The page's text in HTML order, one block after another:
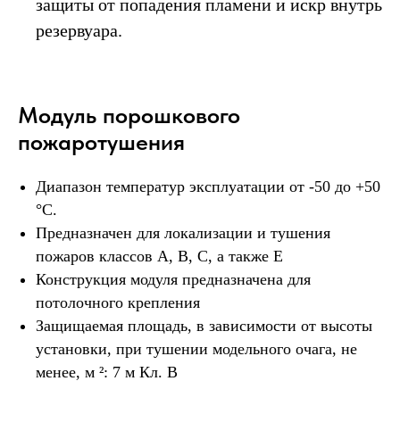
защиты от попадения пламени и искр внутрь
резервуара.
Модуль порошкового
пожаротушения
Диапазон температур эксплуатации от -50 до +50
°С.
Предназначен для локализации и тушения
пожаров классов А, В, С, а также E
Конструкция модуля предназначена для
потолочного крепления
Защищаемая площадь, в зависимости от высоты
установки, при тушении модельного очага, не
менее, м ²: 7 м Кл. В